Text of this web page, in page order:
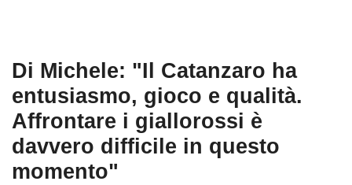
Di Michele: "Il Catanzaro ha
entusiasmo, gioco e qualità.
Affrontare i giallorossi è
davvero difficile in questo
momento"